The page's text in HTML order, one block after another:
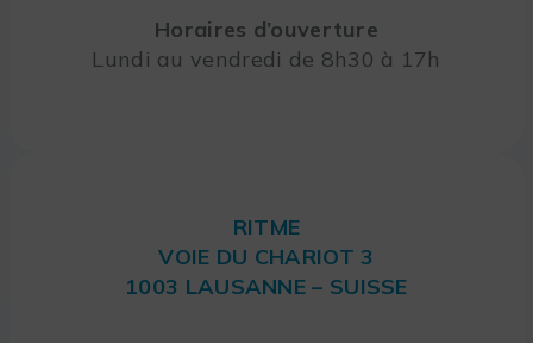
Horaires d’ouverture
Lundi au vendredi de 8h30 à 17h
RITME
VOIE DU CHARIOT 3
1003 LAUSANNE – SUISSE